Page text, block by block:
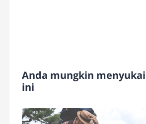
Anda mungkin
ini